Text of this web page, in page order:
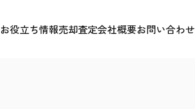
お役立ち情報売却査定会社概要お問い合わせ